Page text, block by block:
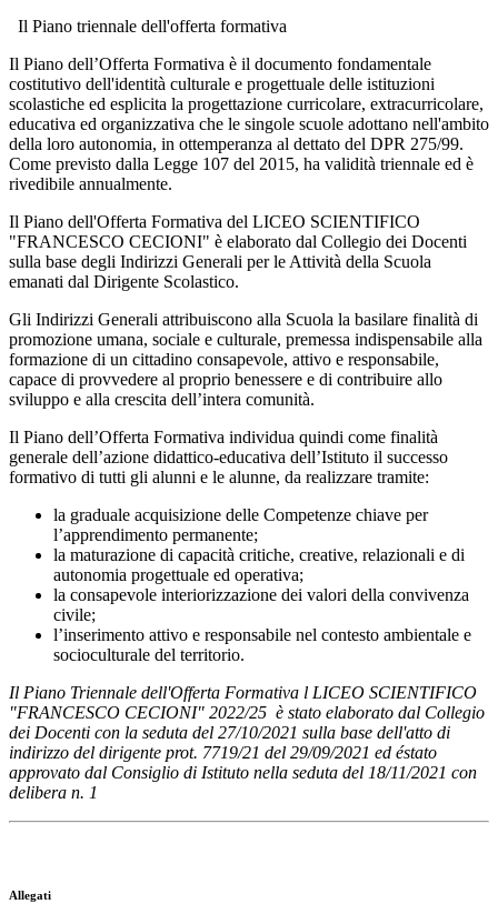
Il Piano triennale dell'offerta formativa
Il Piano dell’Offerta Formativa è il documento fondamentale
costitutivo dell'identità culturale e progettuale delle istituzioni
scolastiche ed esplicita la progettazione curricolare, extracurricolare,
educativa ed organizzativa che le singole scuole adottano nell'ambito
della loro autonomia, in ottemperanza al dettato del DPR 275/99.
Come previsto dalla Legge 107 del 2015, ha validità triennale ed è
rivedibile annualmente.
Il Piano dell'Offerta Formativa del LICEO SCIENTIFICO
"FRANCESCO CECIONI" è elaborato dal Collegio dei Docenti
sulla base degli Indirizzi Generali per le Attività della Scuola
emanati dal Dirigente Scolastico.
Gli Indirizzi Generali attribuiscono alla Scuola la basilare finalità di
promozione umana, sociale e culturale, premessa indispensabile alla
formazione di un cittadino consapevole, attivo e responsabile,
capace di provvedere al proprio benessere e di contribuire allo
sviluppo e alla crescita dell’intera comunità.
Il Piano dell’Offerta Formativa individua quindi come finalità
generale dell’azione didattico-educativa dell’Istituto il successo
formativo di tutti gli alunni e le alunne, da realizzare tramite:
la graduale acquisizione delle Competenze chiave per
l’apprendimento permanente;
la maturazione di capacità critiche, creative, relazionali e di
autonomia progettuale ed operativa;
la consapevole interiorizzazione dei valori della convivenza
civile;
l’inserimento attivo e responsabile nel contesto ambientale e
socioculturale del territorio.
Il Piano Triennale dell'Offerta Formativa l LICEO SCIENTIFICO
"FRANCESCO CECIONI" 2022/25 è stato elaborato dal Collegio
dei Docenti con la seduta del 27/10/2021 sulla base dell'atto di
indirizzo del dirigente prot. 7719/21 del 29/09/2021 ed éstato
approvato dal Consiglio di Istituto nella seduta del 18/11/2021 con
delibera n. 1
Allegati